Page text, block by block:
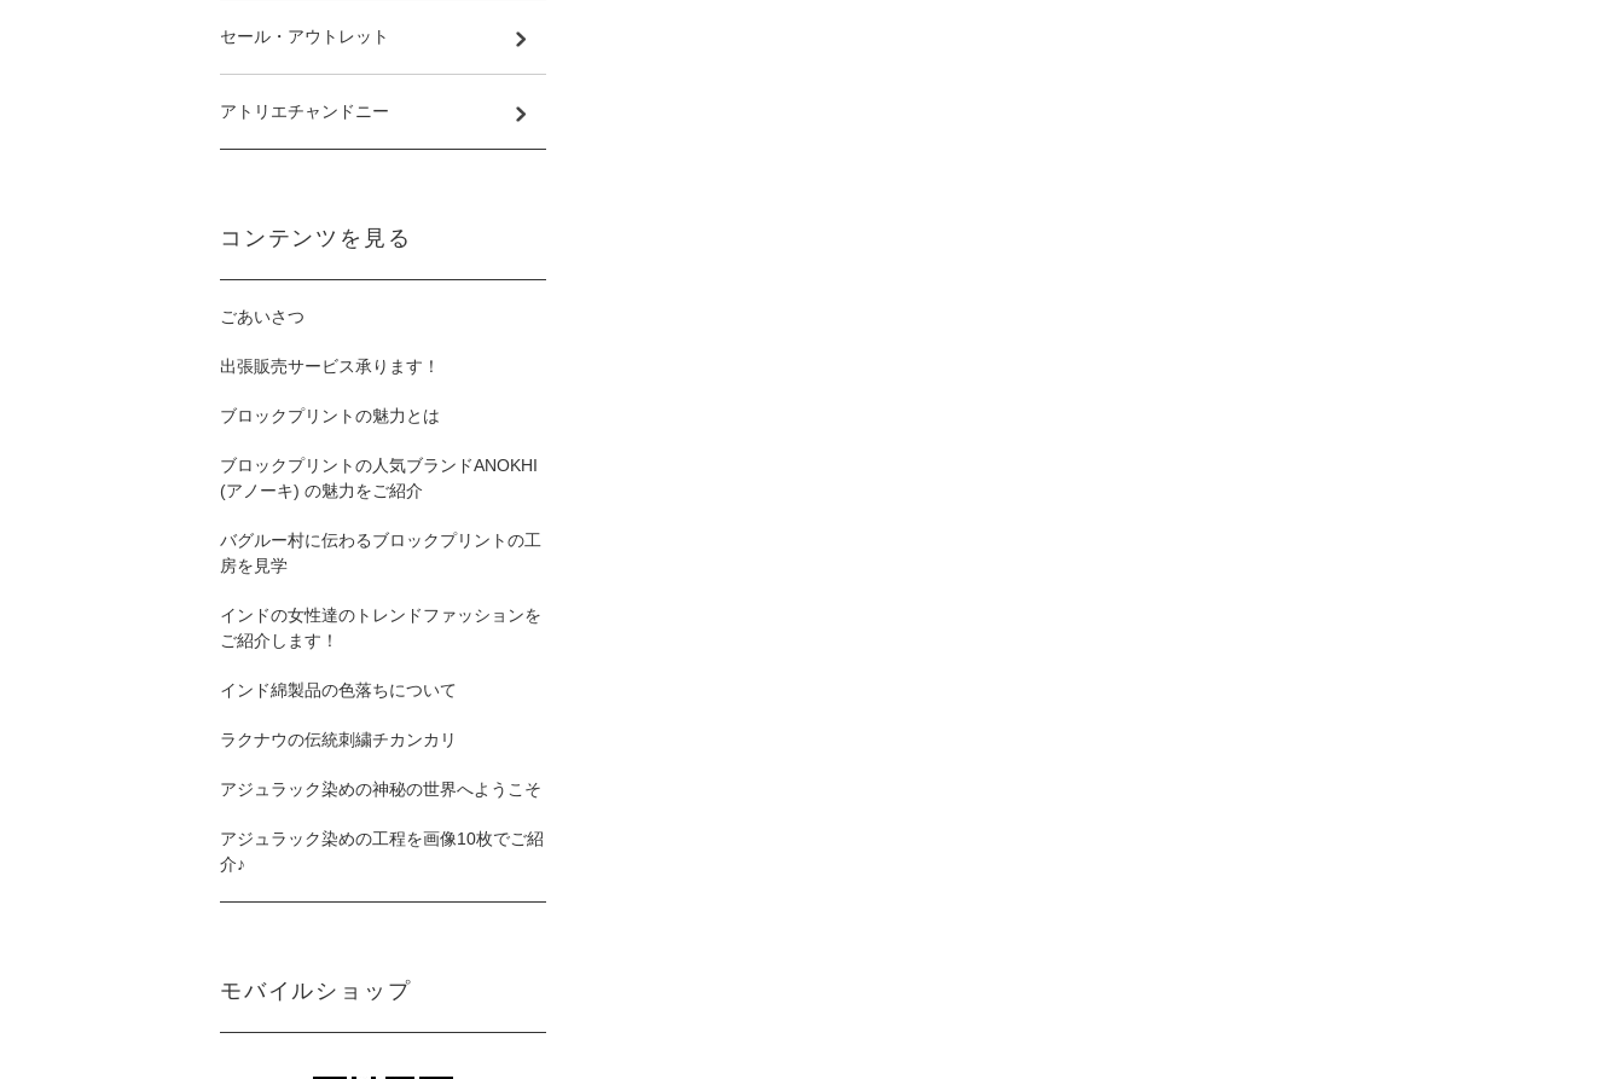
セール・アウトレット
アトリエチャンドニー
コンテンツを見る
ごあいさつ
出張販売サービス承ります！
ブロックプリントの魅力とは
ブロックプリントの人気ブランドANOKHI
(アノーキ) の魅力をご紹介
バグルー村に伝わるブロックプリントの工
房を見学
インドの女性達のトレンドファッションを
ご紹介します！
インド綿製品の色落ちについて
ラクナウの伝統刺繍チカンカリ
アジュラック染めの神秘の世界へようこそ
アジュラック染めの工程を画像10枚でご紹
介♪
モバイルショップ